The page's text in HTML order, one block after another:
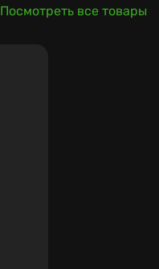
Посмотреть все товары